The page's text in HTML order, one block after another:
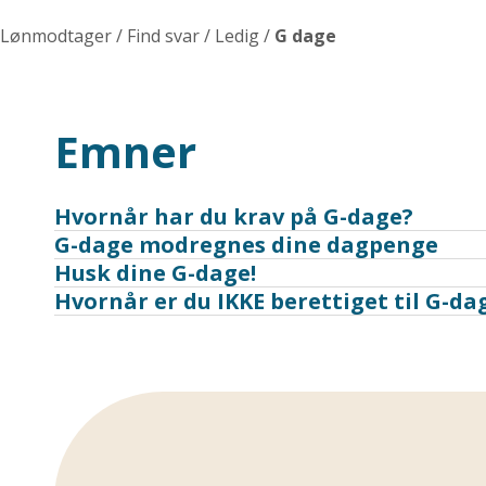
Lønmodtager/ Find svar/ Ledig/ G dage
Emner
Hvornår har du krav på G-dage?
G-dage modregnes dine dagpenge
Husk dine G-dage!
Hvornår er du IKKE berettiget til G-